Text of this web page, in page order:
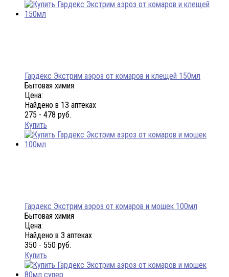
Гардекс Экстрим аэроз от комаров и клещей 150мл
Бытовая химия
Цена:
Найдено в 13 аптеках
275 - 478 руб.
Купить
Гардекс Экстрим аэроз от комаров и мошек 100мл
Бытовая химия
Цена:
Найдено в 3 аптеках
350 - 550 руб.
Купить